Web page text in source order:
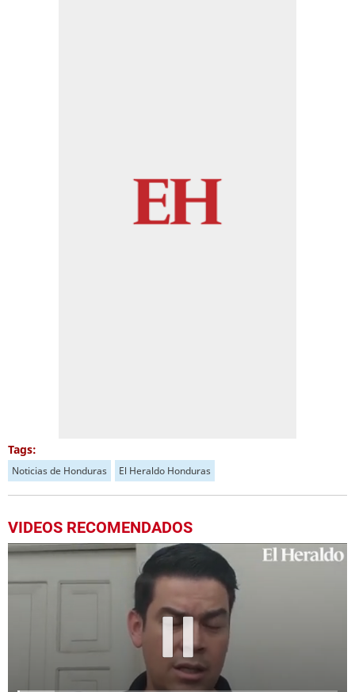
Tags:
Noticias de Honduras El Heraldo Honduras
VIDEOS RECOMENDADOS